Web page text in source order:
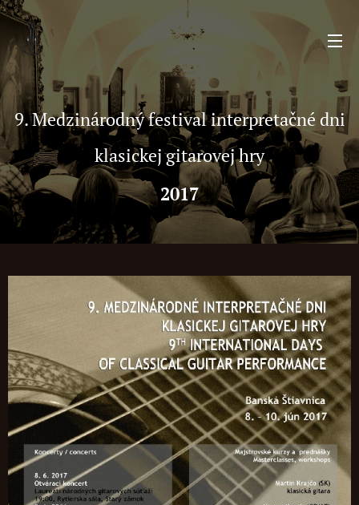
9. Medzinárodný festival interpretačné dni
klasickej gitarovej hry
2017